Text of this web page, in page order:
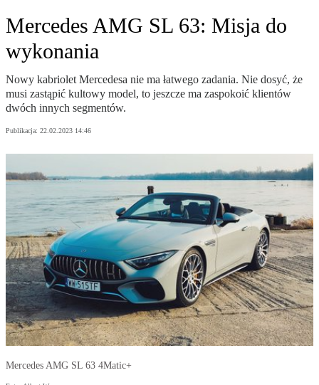
Mercedes AMG SL 63: Misja do
wykonania
Nowy kabriolet Mercedesa nie ma łatwego zadania. Nie dosyć, że
musi zastąpić kultowy model, to jeszcze ma zaspokoić klientów
dwóch innych segmentów.
Publikacja: 22.02.2023 14:46
Mercedes AMG SL 63 4Matic+